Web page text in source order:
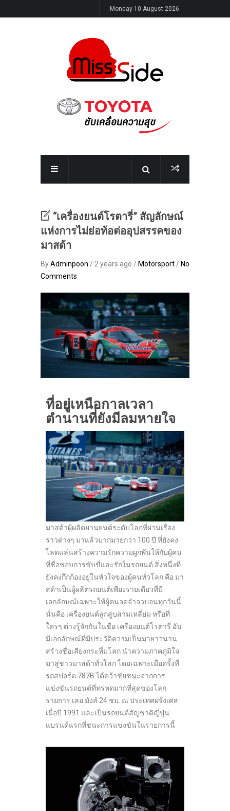
Monday 10 August 2026
“เครื่องยนต์โรตารี่” สัญลักษณ์
แห่งการไม่ย่อท้อต่ออุปสรรคของ
มาสด้า
ByAdminpoon / 2 years ago / Motorsport/ No
Comments
ที่อยู่เหนือกาลเวลา
ตำนานที่ยังมีลมหายใจ
มาสด้าผู้ผลิตยานยนต์ระดับโลกที่ผ่านเรื่อง
ราวต่างๆ มาแล้วมากมายกว่า 100 ปี ที่ยังคง
โลดแล่นสร้างความรักความผูกพันให้กับผู้คน
ที่ชื่อชอบการขับขี่และรักในรถยนต์ สิ่งหนึ่งที่
ยังคงกึกก้องอยู่ในหัวใจของผู้คนทั่วโลก คือ มา
สด้าเป็นผู้ผลิตรถยนต์เพียงรายเดียวที่มี
เอกลักษณ์เฉพาะให้ผู้คนจดจำจวบจนทุกวันนี้
นั่นคือ เครื่องยนต์ลูกสูบสามเหลี่ยม หรือที่
ใครๆ ต่างรู้จักกันในชื่อ เครื่องยนต์โรตารี่ อัน
มีเอกลักษณ์ที่มีประวัติความเป็นมายาวนาน
สร้างชื่อเสียงกระหึ่มโลก นำความภาคภูมิใจ
มาสู่ชาวมาสด้าทั่วโลก โดยเฉพาะเมื่อครั้งที่
รถสปอร์ต 787B ได้คว้าชัยชนะจากการ
แข่งขันรถยนต์ที่ทรหดมากที่สุดของโลก
รายการ เลอ มังส์ 24 ชม. ณ ประเทศฝรั่งเศส
เมื่อปี 1991 และเป็นรถยนต์สัญชาติญี่ปุ่น
แบรนด์แรกที่ชนะการแข่งขันในรายการนี้